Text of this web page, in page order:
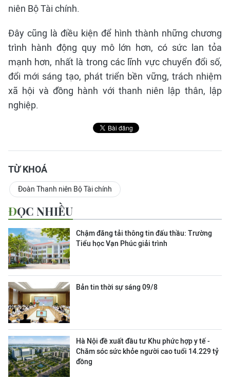
niên Bộ Tài chính.
Đây cũng là điều kiện để hình thành những chương
trình hành động quy mô lớn hơn, có sức lan tỏa
mạnh hơn, nhất là trong các lĩnh vực chuyển đổi số,
đổi mới sáng tạo, phát triển bền vững, trách nhiệm
xã hội và đồng hành với thanh niên lập thân, lập
nghiệp.
TỪ KHOÁ
Đoàn Thanh niên Bộ Tài chính
ĐỌC NHIỀU
Chậm đăng tải thông tin đấu thầu: Trường
Tiểu học Vạn Phúc giải trình
Bản tin thời sự sáng 09/8
Hà Nội đề xuất đầu tư Khu phức hợp y tế -
Chăm sóc sức khỏe người cao tuổi 14.229 tỷ
đồng